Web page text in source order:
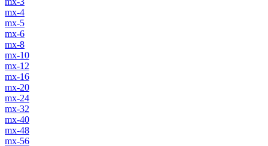
mx-4
mx-5
mx-6
mx-8
mx-10
mx-12
mx-16
mx-20
mx-24
mx-32
mx-40
mx-48
mx-56